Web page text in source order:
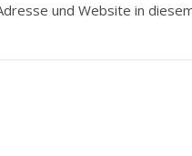
und Website in